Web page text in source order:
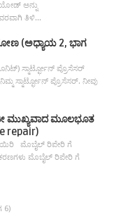
ಅನ್ನು
ತಿಳಿ...
(ಅಧ್ಯಾಯ 2, ಭಾಗ
ಸ್ಮಾರ್ಟ್ಫೋನ್ ಪ್ರೊಸೆಸರ್
ಸ್ಮಾರ್ಟ್ಫೋನ್ ಪ್ರೊಸೆಸರ್. ನೀವು
ಮುಖ್ಯವಾದ ಮೂಲಭೂತ
repair)
ಮೊಬೈಲ್ ರಿಪೇರಿ ಗೆ
ಮೊಬೈಲ್ ರಿಪೇರಿ ಗೆ
(ಅಧ್ಯಾಯ 3 ಭಾಗ 6)